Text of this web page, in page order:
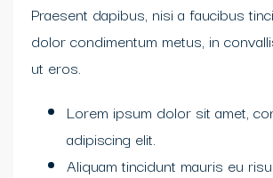
Praesent dapibus, nisi a faucibus
dolor condimentum metus, in
ut eros.
Lorem ipsum dolor sit amet,
adipiscing elit.
Aliquam tincidunt mauris eu